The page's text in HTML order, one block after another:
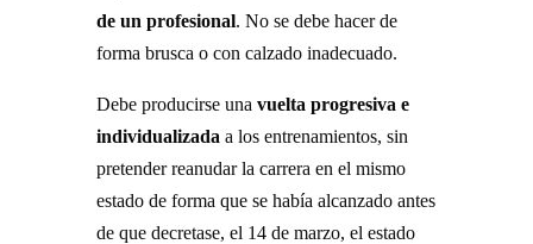
de un profesional. No se debe hacer de
forma brusca o con calzado inadecuado.
Debe producirse una vuelta progresiva e
individualizada a los entrenamientos, sin
pretender reanudar la carrera en el mismo
estado de forma que se había alcanzado antes
de que decretase, el 14 de marzo, el estado